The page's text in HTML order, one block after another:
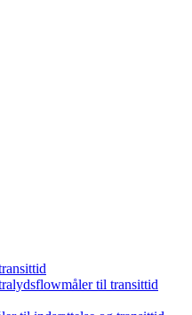
til transittid